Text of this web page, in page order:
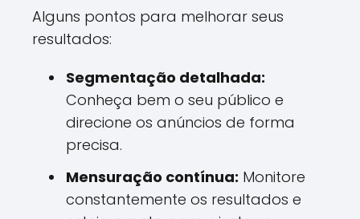
Alguns pontos para melhorar seus
resultados:
Segmentação detalhada:
Conheça bem o seu público e
direcione os anúncios de forma
precisa.
Mensuração contínua: Monitore
constantemente os resultados e